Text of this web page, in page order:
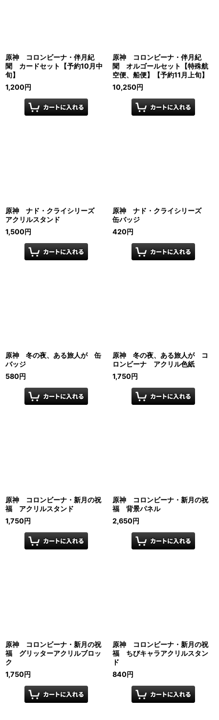
原神 コロンビーナ・伴月紀
聞 カードセット【予約10月中
旬】
1,200円
原神 コロンビーナ・伴月紀
聞 オルゴールセット【特殊航
空便、船便】【予約11月上旬】
10,250円
原神 ナド・クライシリーズ
アクリルスタンド
1,500円
原神 ナド・クライシリーズ
缶バッジ
420円
原神 冬の夜、ある旅人が 缶
バッジ
580円
原神 冬の夜、ある旅人が コ
ロンビーナ アクリル色紙
1,750円
原神 コロンビーナ・新月の祝
福 アクリルスタンド
1,750円
原神 コロンビーナ・新月の祝
福 背景パネル
2,650円
原神 コロンビーナ・新月の祝
福 グリッターアクリルブロッ
ク
1,750円
原神 コロンビーナ・新月の祝
福 ちびキャラアクリルスタン
ド
840円